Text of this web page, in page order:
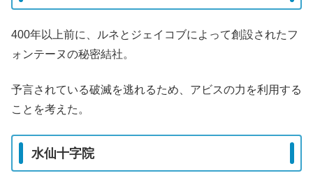
400年以上前に、ルネとジェイコブによって創設されたフ
ォンテーヌの秘密結社。
予言されている破滅を逃れるため、アビスの力を利用する
ことを考えた。
水仙十字院